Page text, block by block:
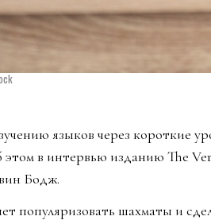
языков через короткие
в интервью изданию The
Бодж.
популяризовать шахматы и